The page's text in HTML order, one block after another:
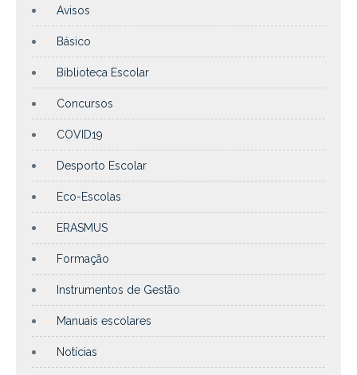
Avisos
Básico
Biblioteca Escolar
Concursos
COVID19
Desporto Escolar
Eco-Escolas
ERASMUS
Formação
Instrumentos de Gestão
Manuais escolares
Notícias